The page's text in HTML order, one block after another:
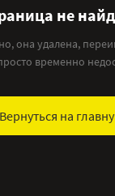
не
она удалена,
временно
Вернуться на